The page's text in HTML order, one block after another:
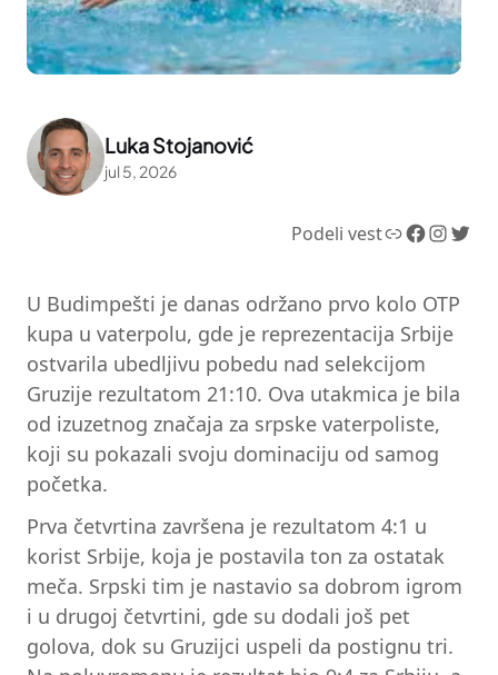
Luka Stojanović
jul 5, 2026
Podeli vestLink Facebook InstagramTwitter
U Budimpešti je danas održano prvo kolo OTP
kupa u vaterpolu, gde je reprezentacija Srbije
ostvarila ubedljivu pobedu nad selekcijom
Gruzije rezultatom 21:10. Ova utakmica je bila
od izuzetnog značaja za srpske vaterpoliste,
koji su pokazali svoju dominaciju od samog
početka.
Prva četvrtina završena je rezultatom 4:1 u
korist Srbije, koja je postavila ton za ostatak
meča. Srpski tim je nastavio sa dobrom igrom
i u drugoj četvrtini, gde su dodali još pet
golova, dok su Gruzijci uspeli da postignu tri.